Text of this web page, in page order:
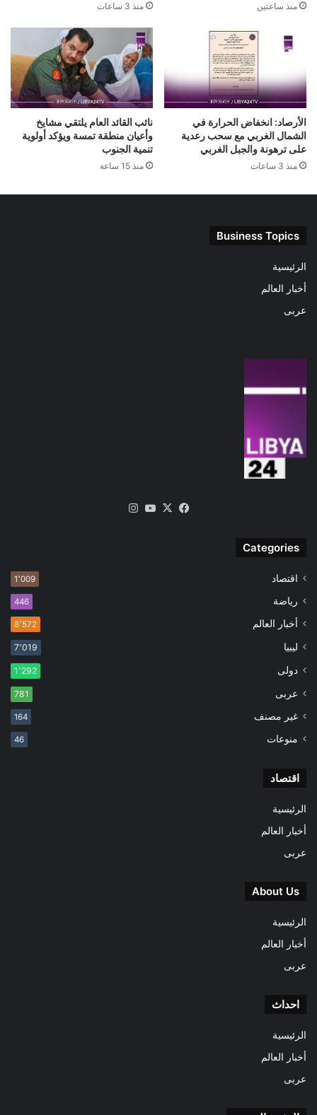
منذ ساعتين منذ 3 ساعات
الأرصاد: انخفاض الحرارة في
الشمال الغربي مع سحب رعدية
على ترهونة والجبل الغربي
منذ 3 ساعات
نائب القائد العام يلتقي مشايخ
وأعيان منطقة تمسة ويؤكد أولوية
تنمية الجنوب
منذ 15 ساعة
Business Topics
الرئيسية
أخبار العالم
عربى
فيسبوك
‫X
‫YouTube
Categories
اقتصاد 1٬009
رياضة 446
أخبار العالم 8٬572
ليبيا 7٬019
دولى 1٬292
عربى 781
غير مصنف 164
منوعات 46
اقتصاد
الرئيسية
أخبار العالم
عربى
About Us
الرئيسية
أخبار العالم
عربى
احداث
الرئيسية
أخبار العالم
عربى